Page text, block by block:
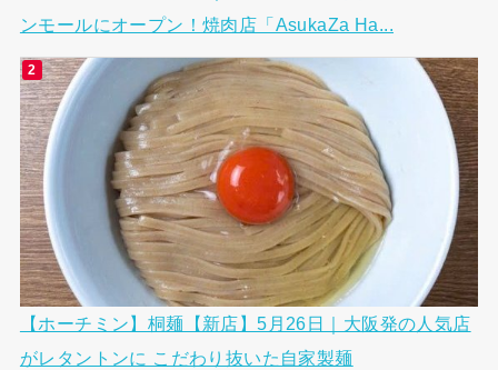
ンモールにオープン！焼肉店「AsukaZa Ha...
【ホーチミン】桐麺【新店】5月26日｜大阪発の人気店
がレタントンに こだわり抜いた自家製麺